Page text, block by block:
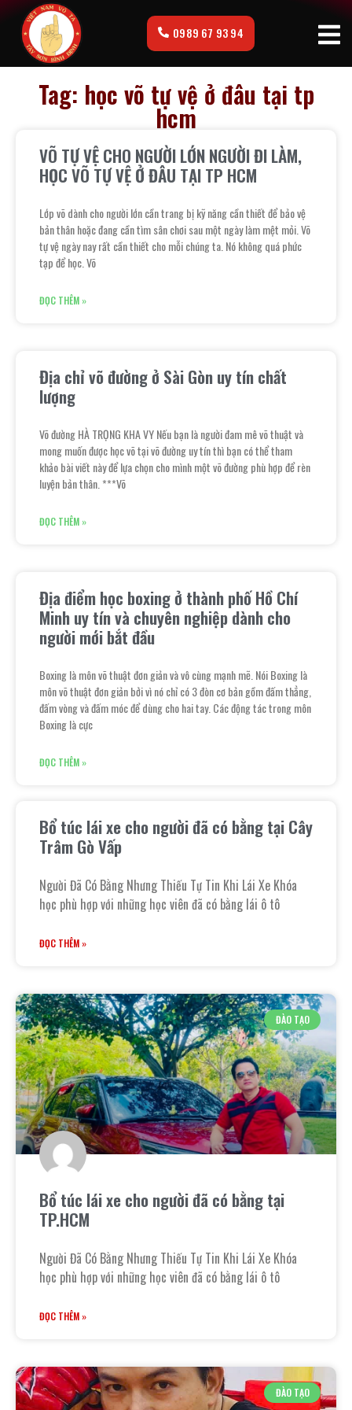
0989 67 93 94
Tag: học võ tự vệ ở đâu tại tp
hcm
VÕ TỰ VỆ CHO NGƯỜI LỚN NGƯỜI ĐI LÀM,
HỌC VÕ TỰ VỆ Ở ĐÂU TẠI TP HCM
Lớp võ dành cho người lớn cần trang bị kỹ năng cần thiết để bảo vệ
bản thân hoặc đang cần tìm sân chơi sau một ngày làm mệt mỏi. Võ
tự vệ ngày nay rất cần thiết cho mỗi chúng ta. Nó không quá phức
tạp để học. Võ
ĐỌC THÊM »
Địa chỉ võ đường ở Sài Gòn uy tín chất
lượng
Võ đường HÀ TRỌNG KHA VY Nếu bạn là người đam mê võ thuật và
mong muốn được học võ tại võ đường uy tín thì bạn có thể tham
khảo bài viết này để lựa chọn cho mình một võ đường phù hợp để rèn
luyện bản thân. ***Võ
ĐỌC THÊM »
Địa điểm học boxing ở thành phố Hồ Chí
Minh uy tín và chuyên nghiệp dành cho
người mới bắt đầu
Boxing là môn võ thuật đơn giản và vô cùng mạnh mẽ. Nói Boxing là
môn võ thuật đơn giản bởi vì nó chỉ có 3 đòn cơ bản gồm đấm thẳng,
đấm vòng và đấm móc để dùng cho hai tay. Các động tác trong môn
Boxing là cực
ĐỌC THÊM »
Bổ túc lái xe cho người đã có bằng tại Cây
Trâm Gò Vấp
Người Đã Có Bằng Nhưng Thiếu Tự Tin Khi Lái Xe Khóa
học phù hợp với những học viên đã có bằng lái ô tô
ĐỌC THÊM »
ĐÀO TẠO
Bổ túc lái xe cho người đã có bằng tại
TP.HCM
Người Đã Có Bằng Nhưng Thiếu Tự Tin Khi Lái Xe Khóa
học phù hợp với những học viên đã có bằng lái ô tô
ĐỌC THÊM »
ĐÀO TẠO